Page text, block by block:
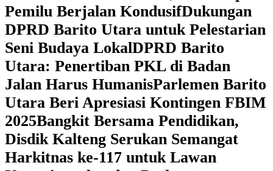
Pemilu Berjalan KondusifDukungan
DPRD Barito Utara untuk Pelestarian
Seni Budaya LokalDPRD Barito
Utara: Penertiban PKL di Badan
Jalan Harus HumanisParlemen Barito
Utara Beri Apresiasi Kontingen FBIM
2025‎Bangkit Bersama Pendidikan,
Disdik Kalteng Serukan Semangat
Harkitnas ke-117 untuk Lawan